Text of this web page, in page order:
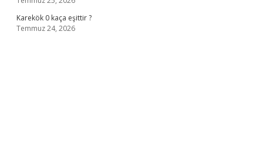
Karekök 0 kaça eşittir ?
Temmuz 24, 2026